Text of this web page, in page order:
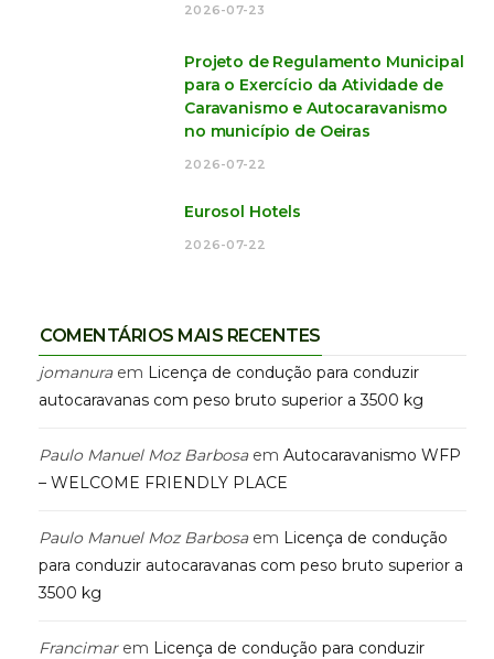
2026-07-23
Projeto de Regulamento Municipal
para o Exercício da Atividade de
Caravanismo e Autocaravanismo
no município de Oeiras
2026-07-22
Eurosol Hotels
2026-07-22
COMENTÁRIOS MAIS RECENTES
jomanuraem Licença de condução para conduzir
autocaravanas com peso bruto superior a 3500 kg
Paulo Manuel Moz Barbosaem Autocaravanismo WFP
– WELCOME FRIENDLY PLACE
Paulo Manuel Moz Barbosaem Licença de condução
para conduzir autocaravanas com peso bruto superior a
3500 kg
Francimarem Licença de condução para conduzir